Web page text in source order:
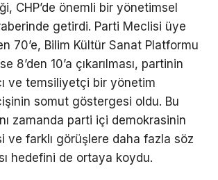
CHP’de önemli bir yönetimsel
getirdi. Parti Meclisi üye
70’e, Bilim Kültür Sanat Platformu
8’den 10’a çıkarılması, partinin
ve temsiliyetçi bir yönetim
somut göstergesi oldu. Bu
zamanda parti içi demokrasinin
ve farklı görüşlere daha fazla söz
hedefini de ortaya koydu.